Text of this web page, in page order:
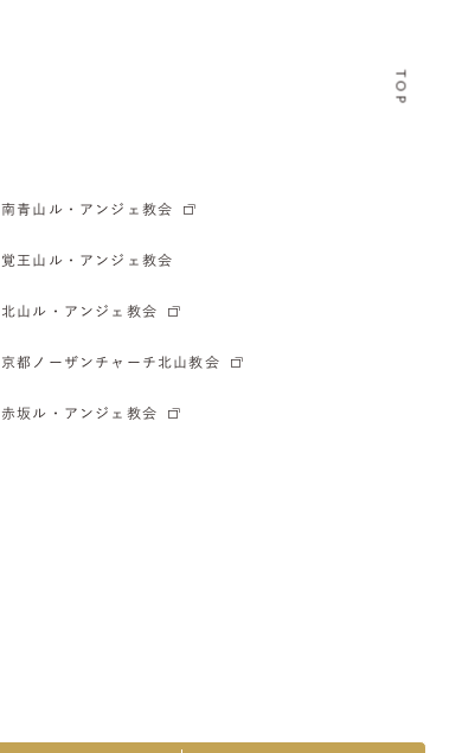
TOP
南青山ル・アンジェ教会
覚王山ル・アンジェ教会
北山ル・アンジェ教会
京都ノーザンチャーチ北山教会
赤坂ル・アンジェ教会